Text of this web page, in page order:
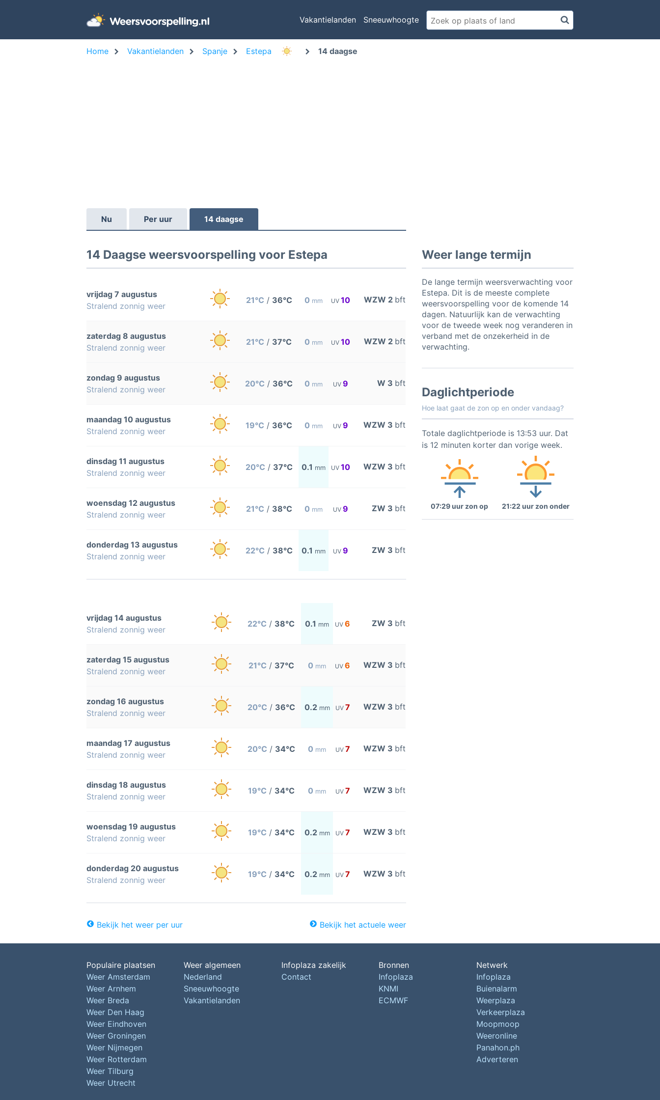
Vakantielanden Sneeuwhoogte
Home Vakantielanden Spanje Estepa 14 daagse
Nu Per uur 14 daagse
14 Daagse weersvoorspelling voor Estepa
vrijdag 7 augustus
Stralend zonnig weer
21°C / 36°C 0 mm UV 10 WZW 2 bft
zaterdag 8 augustus
Stralend zonnig weer
21°C / 37°C 0 mm UV 10 WZW 2 bft
zondag 9 augustus
Stralend zonnig weer
20°C / 36°C 0 mm UV 9 W 3 bft
maandag 10 augustus
Stralend zonnig weer
19°C / 36°C 0 mm UV 9 WZW 3 bft
dinsdag 11 augustus
Stralend zonnig weer
20°C / 37°C 0.1 mm UV 10 WZW 3 bft
woensdag 12 augustus
Stralend zonnig weer
21°C / 38°C 0 mm UV 9 ZW 3 bft
donderdag 13 augustus
Stralend zonnig weer
22°C / 38°C 0.1 mm UV 9 ZW 3 bft
vrijdag 14 augustus
Stralend zonnig weer
22°C / 38°C 0.1 mm UV 6 ZW 3 bft
zaterdag 15 augustus
Stralend zonnig weer
21°C / 37°C 0 mm UV 6 WZW 3 bft
zondag 16 augustus
Stralend zonnig weer
20°C / 36°C 0.2 mm UV 7 WZW 3 bft
maandag 17 augustus
Stralend zonnig weer
20°C / 34°C 0 mm UV 7 WZW 3 bft
dinsdag 18 augustus
Stralend zonnig weer
19°C / 34°C 0 mm UV 7 WZW 3 bft
woensdag 19 augustus
Stralend zonnig weer
19°C / 34°C 0.2 mm UV 7 WZW 3 bft
donderdag 20 augustus
Stralend zonnig weer
19°C / 34°C 0.2 mm UV 7 WZW 3 bft
Bekijk het weer per uur Bekijk het actuele weer
Weer lange termijn
De lange termijn weersverwachting voor
Estepa. Dit is de meeste complete
weersvoorspelling voor de komende 14
dagen. Natuurlijk kan de verwachting
voor de tweede week nog veranderen in
verband met de onzekerheid in de
verwachting.
Daglichtperiode
Hoe laat gaat de zon op en onder vandaag?
Totale daglichtperiode is 13:53 uur. Dat
is 12 minuten korter dan vorige week.
07:29 uur zon op 21:22 uur zon onder
Populaire plaatsen
Weer Amsterdam
Weer Arnhem
Weer Breda
Weer Den Haag
Weer Eindhoven
Weer Groningen
Weer Nijmegen
Weer Rotterdam
Weer Tilburg
Weer Utrecht
Weer algemeen
Nederland
Sneeuwhoogte
Vakantielanden
Infoplaza zakelijk
Contact
Bronnen
Infoplaza
KNMI
ECMWF
Netwerk
Infoplaza
Buienalarm
Weerplaza
Verkeerplaza
Moopmoop
Weeronline
Panahon.ph
Adverteren